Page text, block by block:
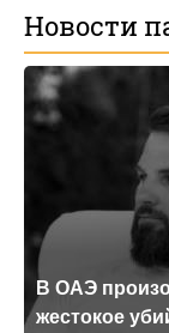
Новости
В ОАЭ
жестокое